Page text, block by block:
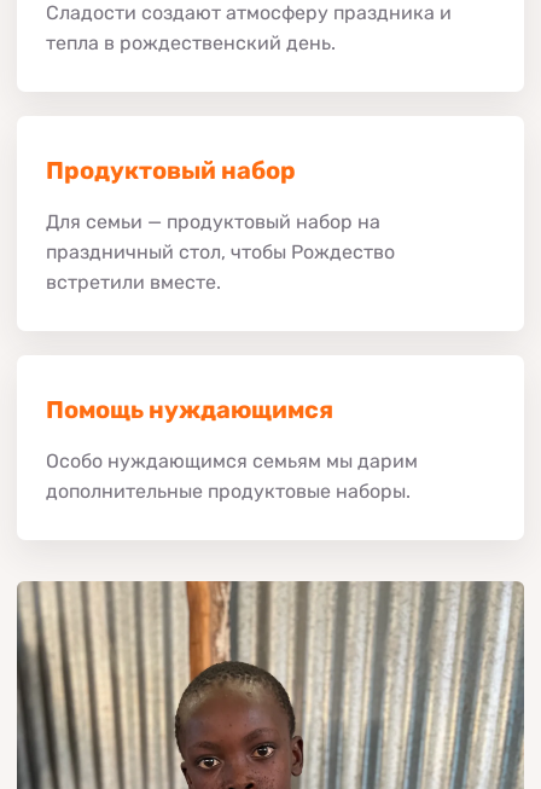
Сладости создают атмосферу праздника и
тепла в рождественский день.
Продуктовый набор
Для семьи — продуктовый набор на
праздничный стол, чтобы Рождество
встретили вместе.
Помощь нуждающимся
Особо нуждающимся семьям мы дарим
дополнительные продуктовые наборы.